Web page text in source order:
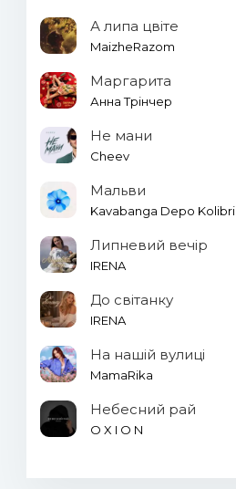
А липа цвіте
MaizheRazom
Маргарита
Анна Трінчер
Не мани
Cheev
Мальви
Kavabanga Depo Kolibri
Липневий вечір
IRENA
До світанку
IRENA
На нашій вулиці
MamaRika
Небесний рай
O X I O N